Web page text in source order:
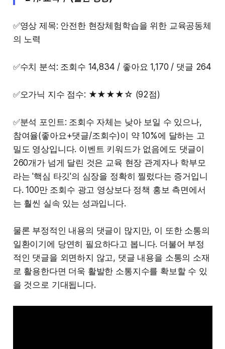
✅영상 제목: 안전한 현장체험학습을 위한 교육공동체
의 노력
✅수치 분석: 조회수 14,834 / 좋아요 1,170 / 댓글 264
✅오가닉 지수 점수: ★★★★☆ (92점)
✅분석 포인트: 조회수 자체는 낮아 보일 수 있으나,
참여율(좋아요+댓글/조회수)이 약 10%에 달하는 고
밀도 영상입니다. 이벤트 키워드가 없음에도 댓글이
260개가 넘게 달린 것은 교육 현장 관계자나 학부모
라는 '핵심 타깃'의 심장을 정확히 찔렀다는 증거입니
다. 100만 조회수 광고 영상보다 정책 홍보 측면에서
는 훨씬 실속 있는 성과입니다.
물론 부정적인 내용의 댓글이 많지만, 이 또한 소통의
일환이기에 당연히 필요하다고 봅니다. 더불어 부정
적인 댓글을 외면하지 않고, 댓글 내용을 소통의 소재
로 활용한다면 더욱 활발한 소통지수를 확보할 수 있
을 것으로 기대됩니다.